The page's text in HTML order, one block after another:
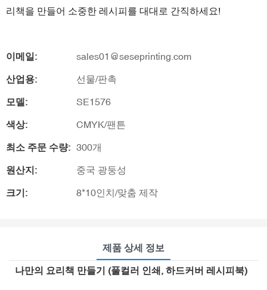
리책을 만들어 소중한 레시피를 대대로 간직하세요!
이메일: sales01@seseprinting.com
산업용: 선물/판촉
모델: SE1576
색상: CMYK/팬튼
최소 주문 수량: 300개
원산지: 중국 광둥성
크기: 8*10인치/맞춤 제작
제품 상세 정보
나만의 요리책 만들기 (풀컬러 인쇄, 하드커버 레시피북)